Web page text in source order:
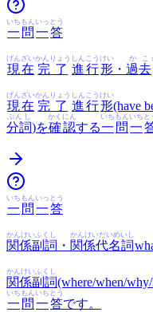
一
いち
問
もん
一
いっ
答
とう
現在
げんざい
完了
かんりょう
進行
しんこう
形
けい
・ 過去
かこ
現在
げんざい
完了
かんりょう
進行
しんこう
形
けい
(have
分詞
ぶんし
)を確認
かくにん
する一
いち
問
もん
一
いち と
一
いち
問
もん
一
いっ
答
とう
関係副詞
かんけいふくし
・ 関係代名詞
かんけいだいめいし
関係副詞
かんけいふくし
(where/when/why/
一
いち
問
もん
一
いち
答
とう
です。